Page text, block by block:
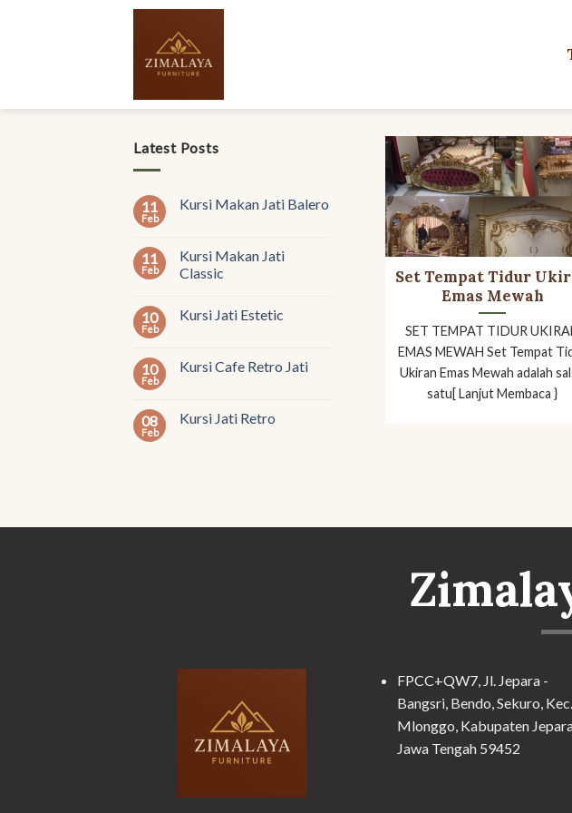
Latest Posts
11
Feb
Kursi Makan Jati Balero
11
Feb
Kursi Makan Jati
Classic
10
Feb
Kursi Jati Estetic
10
Feb
Kursi Cafe Retro Jati
08
Feb
Kursi Jati Retro
Set Tempat Tidur
Emas Mewah
SET TEMPAT TIDUR
EMAS MEWAH Set Tempat
Ukiran Emas Mewah adalah
satu[ Lanjut Membaca }
FPCC+QW7, Jl. Jepara -
Bangsri, Bendo, Sekuro, Kec.
Mlonggo, Kabupaten
Jawa Tengah 59452